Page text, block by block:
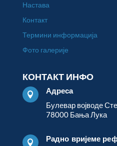
Настава
Контакт
Термини информација
Фото галерије
КОНТАКТ ИНФО

Адреса
Булевар војводе
78000 Бања Лука
 Радно вријеме